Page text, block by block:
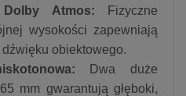
Dolby Atmos: Fizyczne
wysokości zapewniają
obiektowego.
Dwa duże
mm gwarantują głęboki,